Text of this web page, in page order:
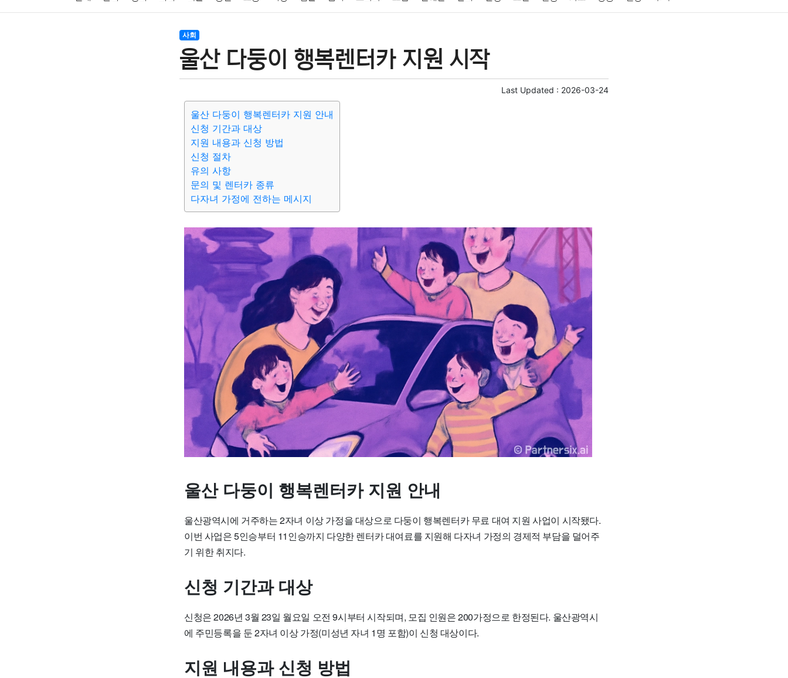
결혼 육아
기술 종교 사회 정치 건강 의료 의학 경제 마케팅 부동산 외국어
사회
울산 다둥이 행복렌터카 지원 시작
Last Updated : 2026-03-24
울산 다둥이 행복렌터카 지원 안내
신청 기간과 대상
지원 내용과 신청 방법
신청 절차
유의 사항
문의 및 렌터카 종류
다자녀 가정에 전하는 메시지
울산 다둥이 행복렌터카 지원 안내
울산광역시에 거주하는 2자녀 이상 가정을 대상으로 다둥이 행복렌터카 무료 대여 지원 사업이 시작됐다.
이번 사업은 5인승부터 11인승까지 다양한 렌터카 대여료를 지원해 다자녀 가정의 경제적 부담을 덜어주
기 위한 취지다.
신청 기간과 대상
신청은 2026년 3월 23일 월요일 오전 9시부터 시작되며, 모집 인원은 200가정으로 한정된다. 울산광역시
에 주민등록을 둔 2자녀 이상 가정(미성년 자녀 1명 포함)이 신청 대상이다.
지원 내용과 신청 방법